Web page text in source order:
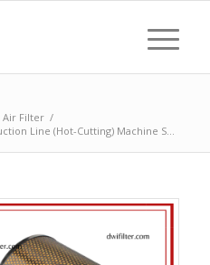
Air Filter /
Line (Hot-Cutting) Machine S...